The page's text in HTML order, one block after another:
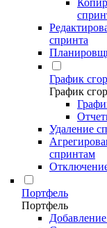
спринта
График
График
Удаление
спринтам
Портфель
Портфель